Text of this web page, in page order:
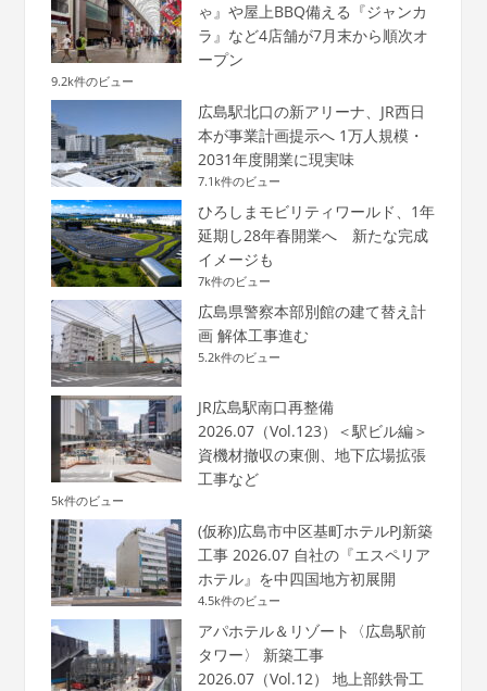
ゃ』や屋上BBQ備える『ジャンカ
ラ』など4店舗が7月末から順次オ
ープン
9.2k件のビュー
広島駅北口の新アリーナ、JR西日
本が事業計画提示へ 1万人規模・
2031年度開業に現実味
7.1k件のビュー
ひろしまモビリティワールド、1年
延期し28年春開業へ 新たな完成
イメージも
7k件のビュー
広島県警察本部別館の建て替え計
画 解体工事進む
5.2k件のビュー
JR広島駅南口再整備
2026.07（Vol.123）＜駅ビル編＞
資機材撤収の東側、地下広場拡張
工事など
5k件のビュー
(仮称)広島市中区基町ホテルPJ新築
工事 2026.07 自社の『エスペリア
ホテル』を中四国地方初展開
4.5k件のビュー
アパホテル＆リゾート〈広島駅前
タワー〉 新築工事
2026.07（Vol.12） 地上部鉄骨工